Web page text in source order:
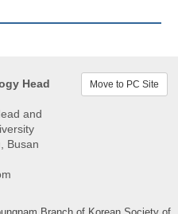
Head
and
Busan
Move to PC Site